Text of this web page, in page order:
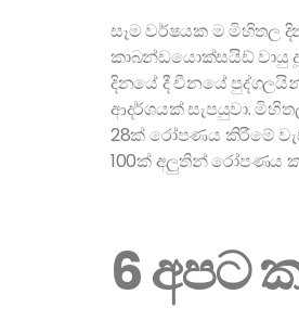
සෑම වර්ෂයක ම මිහිතල
කාබන්ඩයොක්සයිඩ් වායු
දිනයේ දී චීනයේ
ආදර්ශයක් සැපයුවා.
28ක් රෝපණය කිරීමේ
100ක් අලුතින් රෝපණය
6 අපට